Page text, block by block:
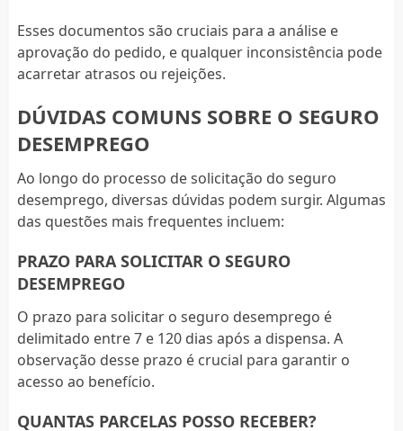
Esses documentos são cruciais para a análise e
aprovação do pedido, e qualquer inconsistência pode
acarretar atrasos ou rejeições.
DÚVIDAS COMUNS SOBRE O SEGURO
DESEMPREGO
Ao longo do processo de solicitação do seguro
desemprego, diversas dúvidas podem surgir. Algumas
das questões mais frequentes incluem:
PRAZO PARA SOLICITAR O SEGURO
DESEMPREGO
O prazo para solicitar o seguro desemprego é
delimitado entre 7 e 120 dias após a dispensa. A
observação desse prazo é crucial para garantir o
acesso ao benefício.
QUANTAS PARCELAS POSSO RECEBER?